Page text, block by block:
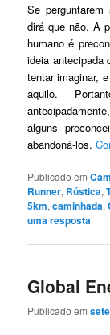
Se
dirá que não. A
humano é
ideia antecipada
tentar imaginar,
aquilo.
alguns
abandoná-los.
Publicado em
Runner, Rústica,
5km,caminhada,
uma resposta
Global
Publicado em